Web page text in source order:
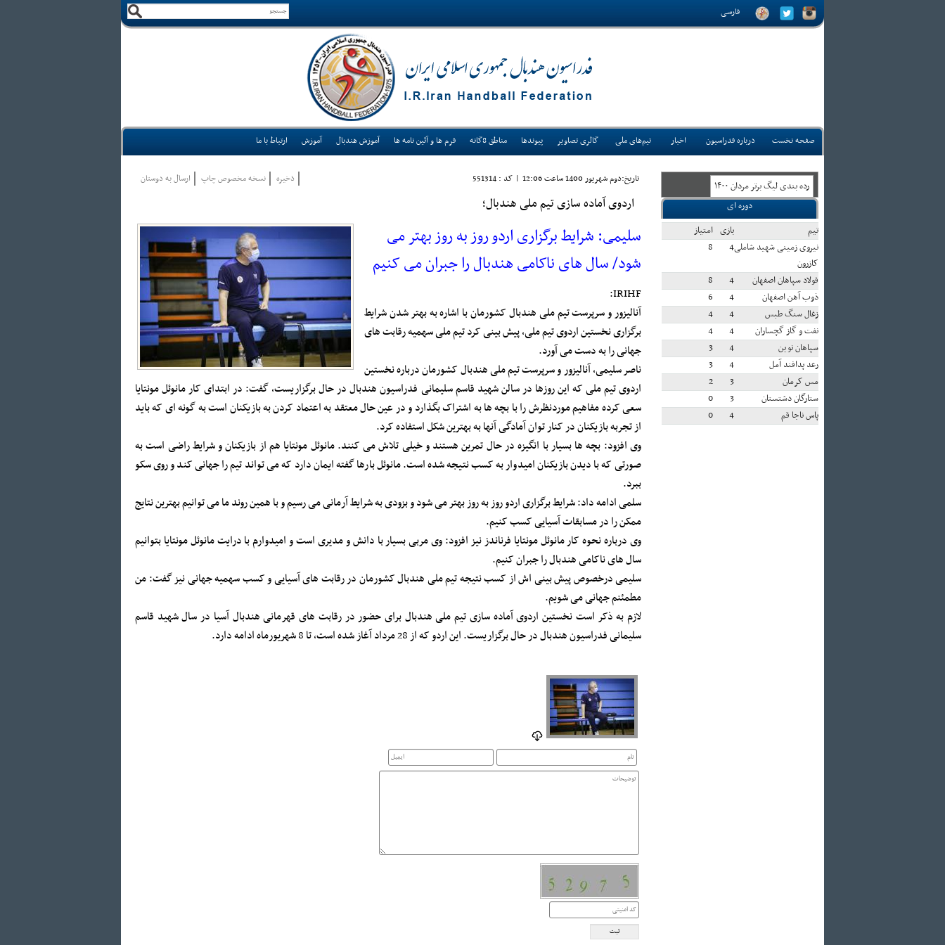
فارسی
صفحه نخست درباره فدراسیون اخبار تیم‌های ملی گالری تصاویر پیوندها مناطق 8گانه فرم ها و آئین نامه ها آموزش هندبال آموزش ارتباط با ما
رده بندی ليگ برتر مردان ۱۴۰۰
دوره ای
تيم
بازی امتياز
نیروی زمینی شهید شاملی
کازرون
4
8
فولاد سپاهان اصفهان 4
8
ذوب آهن اصفهان
4
6
زغال سنگ طبس
4
4
نفت و گاز گچساران
4
4
سپاهان نوین
4
3
رعد پدافند آمل
4
3
مس کرمان
3
2
ستارگان دشتستان
3
0
پاس ناجا قم
4
0
تاريخ:دوم شهريور 1400 ساعت 12:06 | کد : 551314 ذخيره نسخه مخصوص چاپ ارسال به دوستان
اردوی آماده سازی تیم ملی هندبال؛
سلیمی: شرایط برگزاری اردو روز به روز بهتر می
شود/ سال های ناکامی هندبال را جبران می کنیم
IRIHF:
آنالیزور و سرپرست تیم ملی هندبال کشورمان با اشاره به بهتر شدن شرایط
برگزاری نخستین اردوی تیم ملی، پیش بینی کرد تیم ملی سهمیه رقابت های
جهانی را به دست می آورد.
ناصر سلیمی، آنالیزور و سرپرست تیم ملی هندبال کشورمان درباره نخستین
اردوی تیم ملی که این روزها در سالن شهید قاسم سلیمانی فدراسیون هندبال در حال برگزاریست، گفت: در ابتدای کار مانوئل مونتایا
سعی کرده مفاهیم موردنظرش را با بچه ها به اشتراک بگذارد و در عین حال معتقد به اعتماد کردن به بازیکنان است به گونه ای که باید
از تجربه بازیکنان در کنار توان آمادگی آنها به بهترین شکل استفاده کرد.
وی افزود: بچه ها بسیار با انگیزه در حال تمرین هستند و خیلی تلاش می کنند. مانوئل مونتایا هم از بازیکنان و شرایط راضی است به
صورتی که با دیدن بازیکنان امیدوار به کسب نتیجه شده است. مانوئل بارها گفته ایمان دارد که می تواند تیم را جهانی کند و روی سکو
ببرد.
سلمی ادامه داد: شرایط برگزاری اردو روز به روز بهتر می شود و بزودی به شرایط آرمانی می رسیم و با همین روند ما می توانیم بهترین نتایج
ممکن را در مسابقات آسیایی کسب کنیم.
وی درباره نحوه کار مانوئل مونتایا فرناندز نیز افزود: وی مربی بسیار با دانش و مدیری است و امیدوارم با درایت مانوئل مونتایا بتوانیم
سال های ناکامی هندبال را جبران کنیم.
سلیمی درخصوص پیش بینی اش از کسب نتیجه تیم ملی هندبال کشورمان در رقابت های آسیایی و کسب سهمیه جهانی نیز گفت: من
مطمئنم جهانی می شویم.
لازم به ذکر است نخستین اردوی آماده سازی تیم ملی هندبال برای حضور در رقابت های قهرمانی هندبال آسیا در سال شهید قاسم
سلیمانی فدراسیون هندبال در حال برگزاریست. این اردو که از 28 مرداد آغاز شده است، تا 8 شهریورماه ادامه دارد.